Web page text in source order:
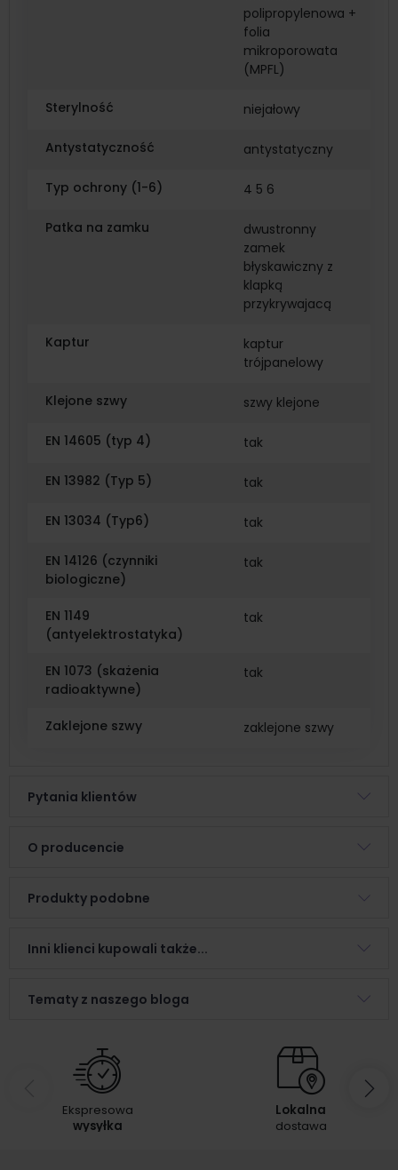
polipropylenowa +
folia
mikroporowata
(MPFL)
Sterylność niejałowy
Antystatyczność antystatyczny
Typ ochrony (1-6) 4 5 6
Patka na zamku
dwustronny
zamek
błyskawiczny z
klapką
przykrywajacą
Kaptur
kaptur
trójpanelowy
Klejone szwy szwy klejone
EN 14605 (typ 4) tak
EN 13982 (Typ 5) tak
EN 13034 (Typ6) tak
EN 14126 (czynniki
biologiczne)
tak
EN 1149
(antyelektrostatyka)
tak
EN 1073 (skażenia
radioaktywne)
tak
Zaklejone szwy zaklejone szwy
Pytania klientów
O producencie
Produkty podobne
Inni klienci kupowali także...
Tematy z naszego bloga
Ekspresowa
wysyłka
Lokalna
dostawa